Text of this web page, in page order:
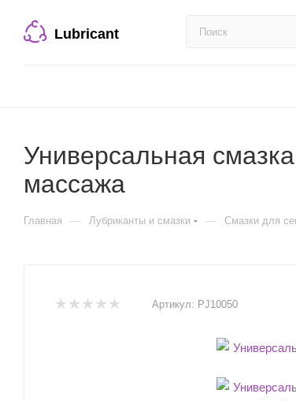
Lubricant
Универсальная
массажа
Главная — Лубриканты и смазки — Смазки для
Артикул: PJ10050